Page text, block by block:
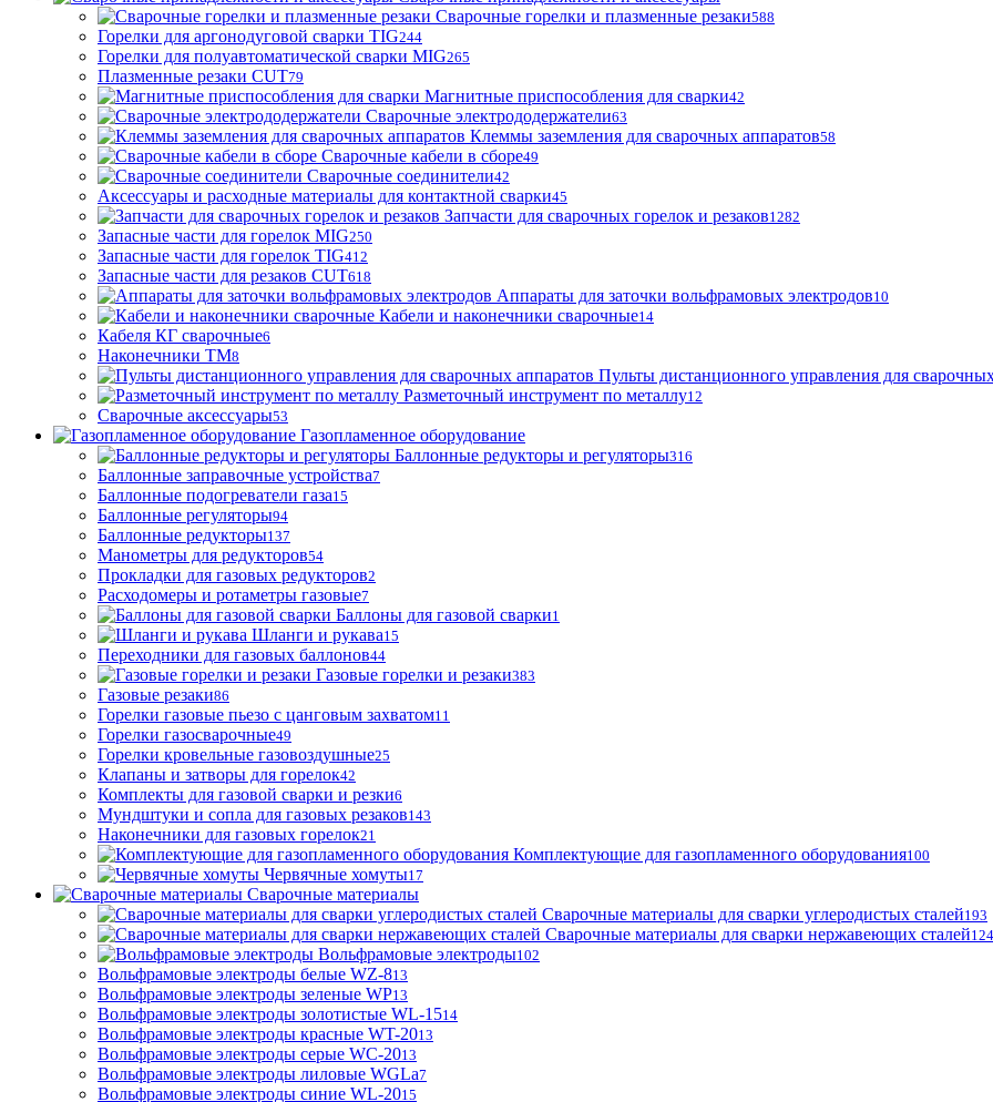
Сварочные горелки и плазменные резаки588
Горелки для аргонодуговой сварки TIG244
Горелки для полуавтоматической сварки MIG265
Плазменные резаки CUT79
Магнитные приспособления для сварки42
Сварочные электрододержатели63
Клеммы заземления для сварочных аппаратов58
Сварочные кабели в сборе49
Сварочные соединители42
Аксессуары и расходные материалы для контактной сварки45
Запчасти для сварочных горелок и резаков1282
Запасные части для горелок MIG250
Запасные части для горелок TIG412
Запасные части для резаков CUT618
Аппараты для заточки вольфрамовых электродов10
Кабели и наконечники сварочные14
Кабеля КГ сварочные6
Наконечники ТМ8
Пульты дистанционного управления для
Разметочный инструмент по металлу12
Сварочные аксессуары53
Газопламенное оборудование
Баллонные редукторы и регуляторы316
Баллонные заправочные устройства7
Баллонные подогреватели газа15
Баллонные регуляторы94
Баллонные редукторы137
Манометры для редукторов54
Прокладки для газовых редукторов2
Расходомеры и ротаметры газовые7
Баллоны для газовой сварки1
Шланги и рукава15
Переходники для газовых баллонов44
Газовые горелки и резаки383
Газовые резаки86
Горелки газовые пьезо с цанговым захватом11
Горелки газосварочные49
Горелки кровельные газовоздушные25
Клапаны и затворы для горелок42
Комплекты для газовой сварки и резки6
Мундштуки и сопла для газовых резаков143
Наконечники для газовых горелок21
Комплектующие для газопламенного оборудования100
Червячные хомуты17
Сварочные материалы
Сварочные материалы для сварки углеродистых сталей193
Сварочные материалы для сварки нержавеющих сталей124
Вольфрамовые электроды102
Вольфрамовые электроды белые WZ-813
Вольфрамовые электроды зеленые WP13
Вольфрамовые электроды золотистые WL-1514
Вольфрамовые электроды красные WT-2013
Вольфрамовые электроды серые WC-2013
Вольфрамовые электроды лиловые WGLa7
Вольфрамовые электроды синие WL-2015